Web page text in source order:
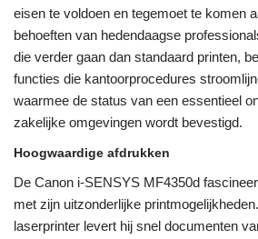
eisen te voldoen en tegemoet te komen
behoeften van hedendaagse
die verder gaan dan standaard printen,
functies die kantoorprocedures
waarmee de status van een essentieel
zakelijke omgevingen wordt bevestigd.
Hoogwaardige afdrukken
De Canon i-SENSYS MF4350d
met zijn uitzonderlijke
laserprinter levert hij snel documenten